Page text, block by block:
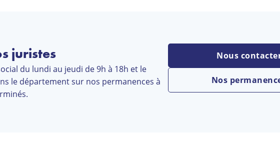
juristes
du lundi au jeudi de 9h à 18h et le
le département sur nos permanences à
Nous
Nos